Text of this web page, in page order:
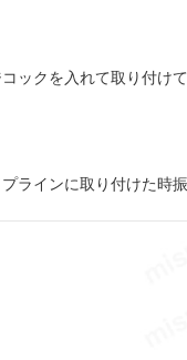
ックを入れて取り付
ラインに取り付けた